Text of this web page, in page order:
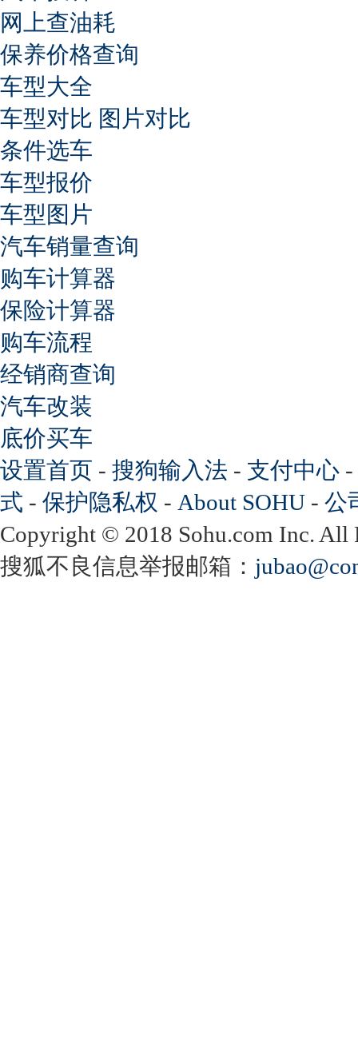
网上查油耗
保养价格查询
车型大全
车型对比 图片对比
条件选车
车型报价
车型图片
汽车销量查询
购车计算器
保险计算器
购车流程
经销商查询
汽车改装
底价买车
设置首页 - 搜狗输入法 - 支付中心 -
式 - 保护隐私权 - About SOHU - 公
Copyright © 2018 Sohu.com Inc.
搜狐不良信息举报邮箱：